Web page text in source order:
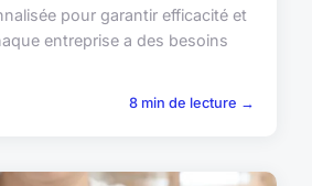
pour garantir efficacité et
entreprise a des besoins
8 min de lecture →